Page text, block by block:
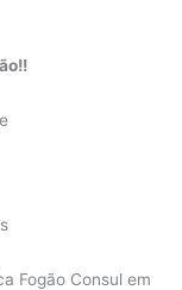
Fogão Consul em